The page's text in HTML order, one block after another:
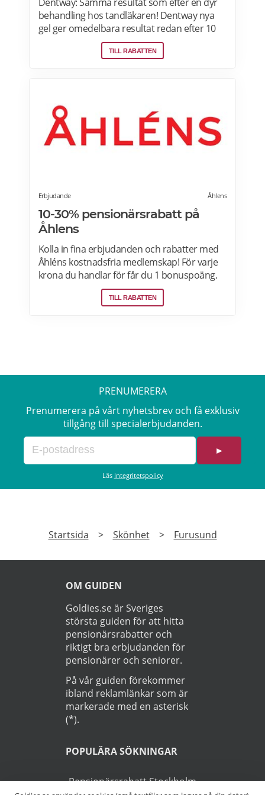
behandling hos tandläkaren! Dentway nya
gel ger omedelbara resultat redan efter 10
minuter och verkar helt utan ilningar eller
irritation i tänderna. Den stärker även
sammansättningen är helt PH-neutral vilket
gör att den inte skadar dina tänder eller
tandkött. Samma behandlingsmetod som
hos tandläkaren, men 70-95 % billigare. Läs
TILL RABATTEN
Erbjudande Åhlens
10-30% pensionärsrabatt på
Åhlens
Kolla in fina erbjudanden och rabatter med
Åhléns kostnadsfria medlemskap! För varje
krona du handlar för får du 1 bonuspoäng.
Och för varje 1250 poäng, får du 25 kronor i
bonus. 10-30% välkomsterbjudande:
TILL RABATTEN
PRENUMERERA
Prenumerera på vårt nyhetsbrev och få exklusiv
tillgång till specialerbjudanden.
►
Läs Integritetspolicy
Startsida > Skönhet > Furusund
OM GUIDEN
Goldies.se är Sveriges
största guiden för att hitta
pensionärsrabatter och
riktigt bra erbjudanden för
pensionärer och seniorer.
På vår guiden förekommer
ibland reklamlänkar som är
markerade med en asterisk
(*).
POPULÄRA SÖKNINGAR
Pensionärsrabatt Stockholm